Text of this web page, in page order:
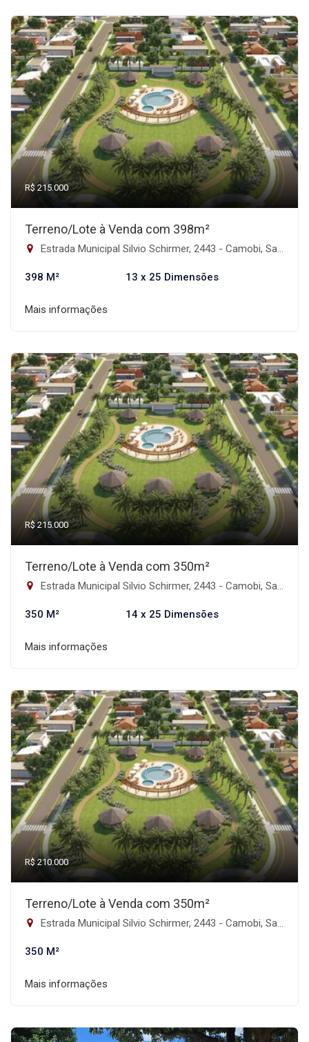
R$ 215.000
Terreno/Lote à Venda com 398m²
Estrada Municipal Silvio Schirmer, 2443 - Camobi, Santa Maria - RS, 2443 - Camobi, Santa Maria-RS
398 M² 13 x 25 Dimensões
Mais informações
R$ 215.000
Terreno/Lote à Venda com 350m²
Estrada Municipal Silvio Schirmer, 2443 - Camobi, Santa Maria - RS, 2443 - Camobi, Santa Maria-RS
350 M² 14 x 25 Dimensões
Mais informações
R$ 210.000
Terreno/Lote à Venda com 350m²
Estrada Municipal Silvio Schirmer, 2443 - Camobi, Santa Maria, 2443 - Camobi, Santa Maria-RS
350 M²
Mais informações